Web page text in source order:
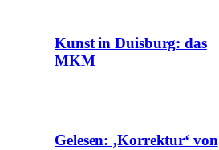
Kunst in Duisburg: das
MKM
Gelesen: ‚Korrektur‘ von